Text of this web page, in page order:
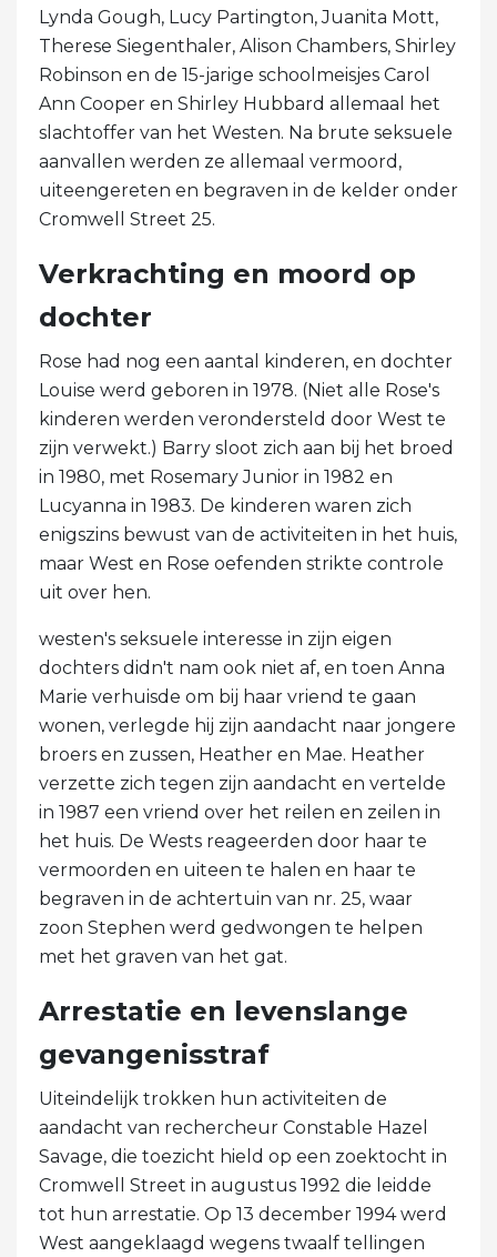
Lynda Gough, Lucy Partington, Juanita Mott,
Therese Siegenthaler, Alison Chambers, Shirley
Robinson en de 15-jarige schoolmeisjes Carol
Ann Cooper en Shirley Hubbard allemaal het
slachtoffer van het Westen. Na brute seksuele
aanvallen werden ze allemaal vermoord,
uiteengereten en begraven in de kelder onder
Cromwell Street 25.
Verkrachting en moord op
dochter
Rose had nog een aantal kinderen, en dochter
Louise werd geboren in 1978. (Niet alle Rose's
kinderen werden verondersteld door West te
zijn verwekt.) Barry sloot zich aan bij het broed
in 1980, met Rosemary Junior in 1982 en
Lucyanna in 1983. De kinderen waren zich
enigszins bewust van de activiteiten in het huis,
maar West en Rose oefenden strikte controle
uit over hen.
westen's seksuele interesse in zijn eigen
dochters didn't nam ook niet af, en toen Anna
Marie verhuisde om bij haar vriend te gaan
wonen, verlegde hij zijn aandacht naar jongere
broers en zussen, Heather en Mae. Heather
verzette zich tegen zijn aandacht en vertelde
in 1987 een vriend over het reilen en zeilen in
het huis. De Wests reageerden door haar te
vermoorden en uiteen te halen en haar te
begraven in de achtertuin van nr. 25, waar
zoon Stephen werd gedwongen te helpen
met het graven van het gat.
Arrestatie en levenslange
gevangenisstraf
Uiteindelijk trokken hun activiteiten de
aandacht van rechercheur Constable Hazel
Savage, die toezicht hield op een zoektocht in
Cromwell Street in augustus 1992 die leidde
tot hun arrestatie. Op 13 december 1994 werd
West aangeklaagd wegens twaalf tellingen